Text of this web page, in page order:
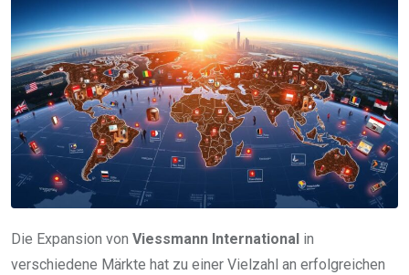
Die Expansion von Viessmann International in
verschiedene Märkte hat zu einer Vielzahl an erfolgreichen